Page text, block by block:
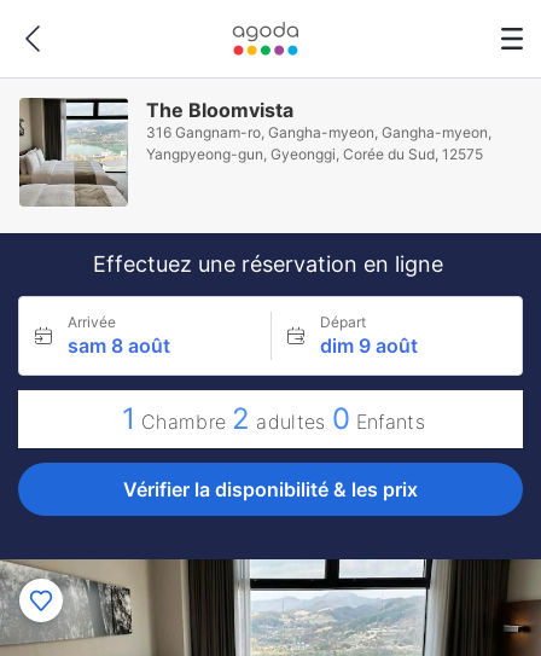
The Bloomvista
316 Gangnam-ro, Gangha-myeon, Gangha-myeon,
Yangpyeong-gun, Gyeonggi, Corée du Sud, 12575
Effectuez une réservation en ligne
Arrivée
sam 8 août
Départ
dim 9 août
1 Chambre 2 adultes 0 Enfants
Vérifier la disponibilité & les prix